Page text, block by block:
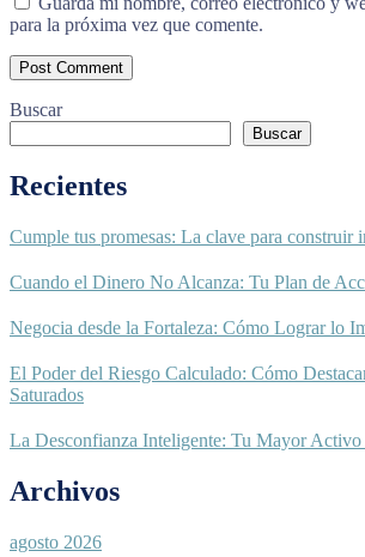
para la próxima vez que comente.
Buscar
Buscar
Recientes
Cumple tus promesas: La clave para construir
Cuando el Dinero No Alcanza: Tu Plan de
Negocia desde la Fortaleza: Cómo Lograr lo
El Poder del Riesgo Calculado: Cómo
Saturados
La Desconfianza Inteligente: Tu Mayor Activo
Archivos
agosto 2026